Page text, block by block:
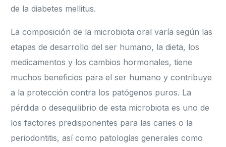
de la diabetes mellitus.
La composición de la microbiota oral varía según las
etapas de desarrollo del ser humano, la dieta, los
medicamentos y los cambios hormonales, tiene
muchos beneficios para el ser humano y contribuye
a la protección contra los patógenos puros. La
pérdida o desequilibrio de esta microbiota es uno de
los factores predisponentes para las caries o la
periodontitis, así como patologías generales como